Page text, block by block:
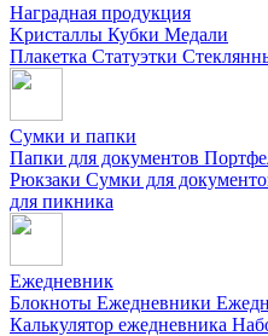
Наградная продукция
Kристаллы Кубки Медали
Плакетка Статуэтки
Сумки и папки
Папки для документов
Рюкзаки Сумки для
для пикника
Ежедневник
Блокноты Ежедневники
Калькулятор ежедневника